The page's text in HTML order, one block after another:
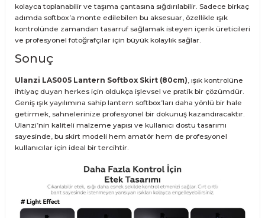
kolayca toplanabilir ve taşıma çantasına sığdırılabilir. Sadece birkaç
adımda softbox’a monte edilebilen bu aksesuar, özellikle ışık
kontrolünde zamandan tasarruf sağlamak isteyen içerik üreticileri
ve profesyonel fotoğrafçılar için büyük kolaylık sağlar.
Sonuç
Ulanzi LAS005 Lantern Softbox Skirt (80cm), ışık kontrolüne
ihtiyaç duyan herkes için oldukça işlevsel ve pratik bir çözümdür.
Geniş ışık yayılımına sahip lantern softbox’ları daha yönlü bir hale
getirmek, sahnelerinize profesyonel bir dokunuş kazandıracaktır.
Ulanzi’nin kaliteli malzeme yapısı ve kullanıcı dostu tasarımı
sayesinde, bu skirt modeli hem amatör hem de profesyonel
kullanıcılar için ideal bir tercihtir.